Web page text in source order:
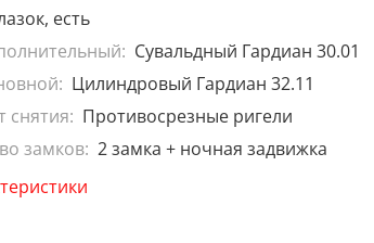
есть
Сувальдный Гардиан 30.01
Цилиндровый Гардиан 32.11
снятия: Противосрезные ригели
замков: 2 замка + ночная задвижка